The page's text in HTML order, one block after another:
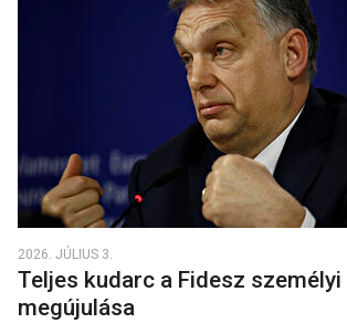
2026. JÚLIUS 3.
Teljes kudarc a Fidesz
megújulása